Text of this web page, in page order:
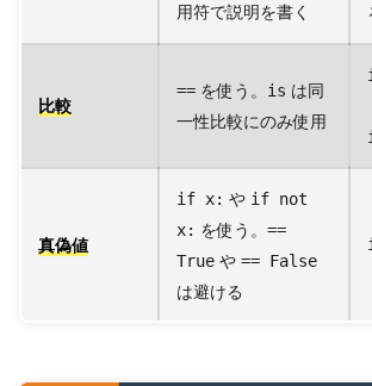
用符で説明を書く
比較
== を使う。 is は同
一性比較にのみ使用
真偽値
if x: や if not
x: を使う。 ==
True や == False
は避ける